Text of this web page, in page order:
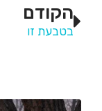
הקודם
בטבעת זו